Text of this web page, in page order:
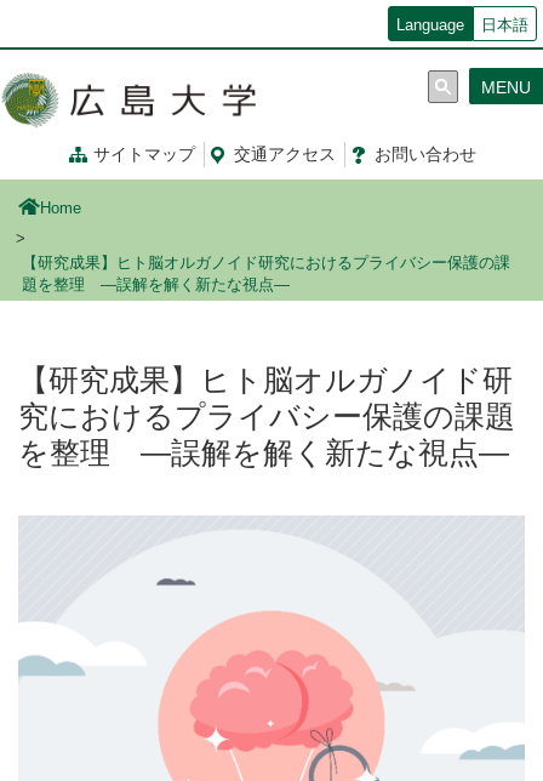
コ
ン
移
Language 日本語
サイトマップ 交通アクセス お問い合わせ
MENU
Home
【研究成果】ヒト脳オルガノイド研究におけるプライバシー保護の課
題を整理 ―誤解を解く新たな視点―
【研究成果】ヒト脳オルガノイド研
究におけるプライバシー保護の課題
を整理 ―誤解を解く新たな視点―